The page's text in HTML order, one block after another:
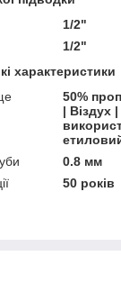
1/2"
1/2"
характеристики
50%
| Віздух
0.8 мм
50 років